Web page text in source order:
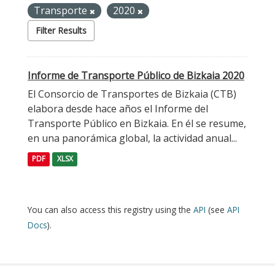
Transporte
2020
Filter Results
Informe de Transporte Público de Bizkaia 2020
El Consorcio de Transportes de Bizkaia (CTB)
elabora desde hace años el Informe del
Transporte Público en Bizkaia. En él se resume,
en una panorámica global, la actividad anual...
PDF XLSX
You can also access this registry using the API (see API
Docs).